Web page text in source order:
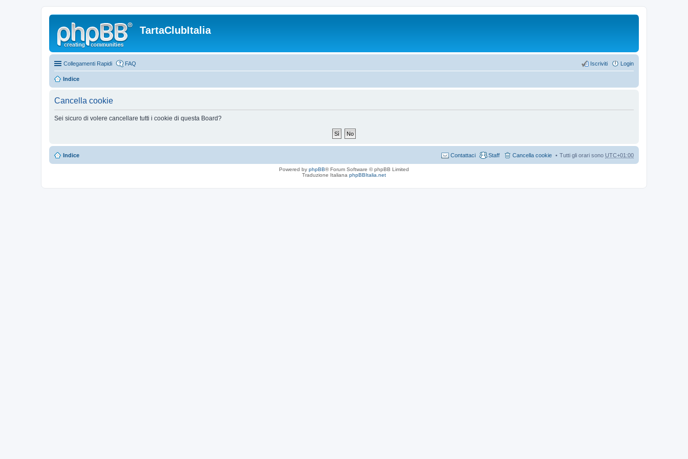
TartaClubItalia
Collegamenti Rapidi FAQ Login
Iscriviti
Indice
Cancella cookie
Sei sicuro di volere cancellare tutti i cookie di questa Board?
Indice Tutti gli orari sono UTC+01:00
Cancella cookie
Staff
Contattaci
Powered by phpBB® Forum Software © phpBB Limited
Traduzione Italiana phpBBItalia.net